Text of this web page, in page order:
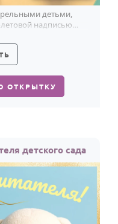
детьми,
надписью
ОТКРЫТКУ
детского сада